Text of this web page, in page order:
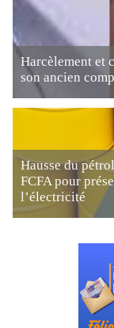
Harcèlement et
son ancien
Hausse du
FCFA pour
l’électricité